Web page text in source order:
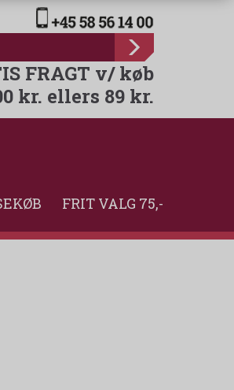
FRAGT v/ køb
kr. ellers 89 kr.
FRIT VALG 75,-